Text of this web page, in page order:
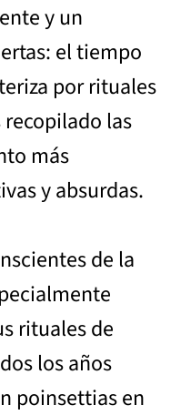
y un
el tiempo
por rituales
las
más
y absurdas.
de la
rituales de
los años
poinsettias en